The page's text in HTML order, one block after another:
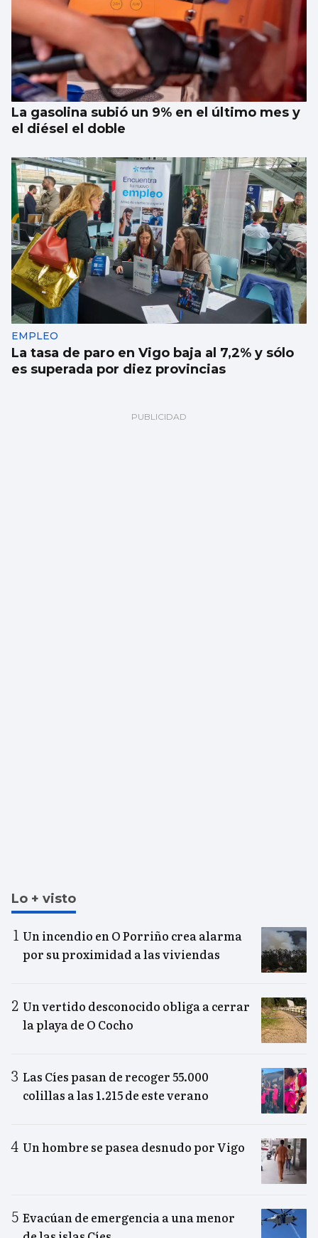
La gasolina subió un 9% en el último mes y
el diésel el doble
EMPLEO
La tasa de paro en Vigo baja al 7,2% y sólo
es superada por diez provincias
Lo + visto
Un incendio en O Porriño crea alarma
por su proximidad a las viviendas
Un vertido desconocido obliga a cerrar
la playa de O Cocho
Las Cíes pasan de recoger 55.000
colillas a las 1.215 de este verano
Un hombre se pasea desnudo por Vigo
Evacúan de emergencia a una menor